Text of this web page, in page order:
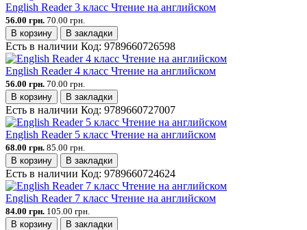
English Reader 3 класс Чтение на английском
56.00 грн. 70.00 грн.
В корзину
В закладки
Есть в наличии Код: 9789660726598
English Reader 4 класс Чтение на английском
56.00 грн. 70.00 грн.
В корзину
В закладки
Есть в наличии Код: 9789660727007
English Reader 5 класс Чтение на английском
68.00 грн. 85.00 грн.
В корзину
В закладки
Есть в наличии Код: 9789660724624
English Reader 7 класс Чтение на английском
84.00 грн. 105.00 грн.
В корзину
В закладки